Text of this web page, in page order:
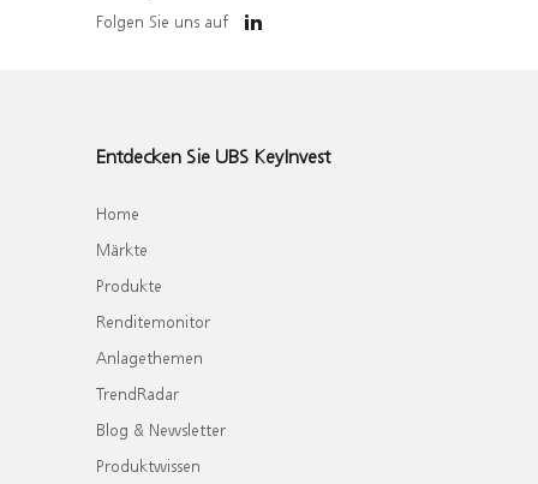
Folgen Sie uns auf
Entdecken Sie UBS KeyInvest
Home
Märkte
Produkte
Renditemonitor
Anlagethemen
TrendRadar
Blog & Newsletter
Produktwissen